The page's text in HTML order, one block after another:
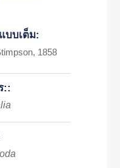
บบเต็ม:
1858
::